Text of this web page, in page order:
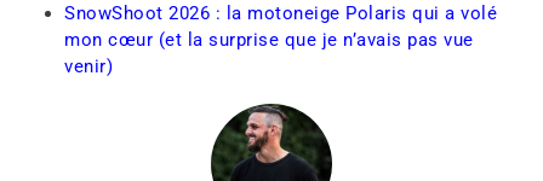
SnowShoot 2026 : la motoneige Polaris qui a volé
mon cœur (et la surprise que je n’avais pas vue
venir)